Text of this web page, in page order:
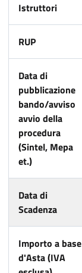
Istruttori
RUP
Data di
pubblicazione
bando/avviso
avvio della
procedura
(Sintel, Mepa
et.)
Data di
Scadenza
Importo a base
d'Asta (IVA